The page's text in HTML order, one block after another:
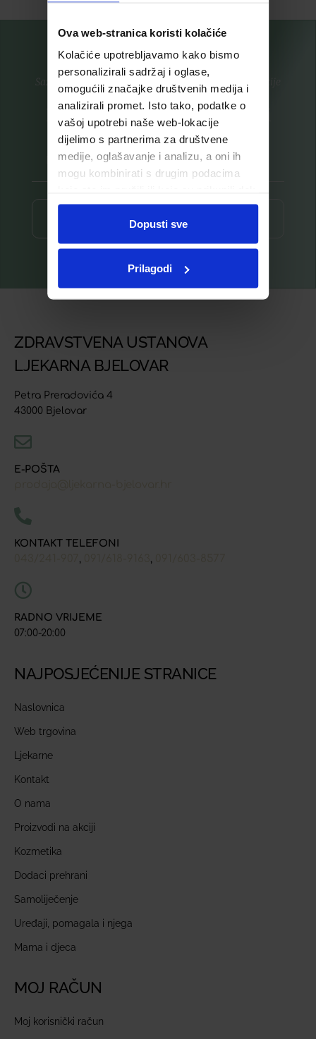
Ova web-stranica koristi kolačiće
Kolačiće upotrebljavamo kako bismo
personalizirali sadržaj i oglase,
omogućili značajke društvenih medija i
analizirali promet. Isto tako, podatke o
vašoj upotrebi naše web-lokacije
dijelimo s partnerima za društvene
medije, oglašavanje i analizu, a oni ih
mogu kombinirati s drugim podacima
ste upotrebljavali njihove usluge.
Dopusti sve
Prilagodi
Saznajte prvi za nove proizvode i ekskluzivne promocije
Prijavite se na listu za novosti
Prijava ⟶
ZDRAVSTVENA USTANOVA
LJEKARNA BJELOVAR
Petra Preradovića 4
43000 Bjelovar
E-POŠTA
KONTAKT TELEFONI
, ,
RADNO VRIJEME
07:00-20:00
NAJPOSJEĆENIJE STRANICE
Naslovnica
Web trgovina
Ljekarne
Kontakt
O nama
Proizvodi na akciji
Kozmetika
Dodaci prehrani
Samoliječenje
Uređaji, pomagala i njega
Mama i djeca
MOJ RAČUN
Moj korisnički račun